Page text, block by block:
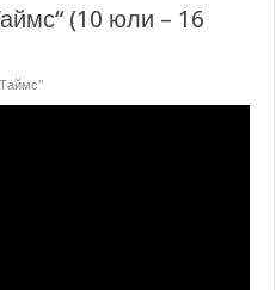
(10 юли – 16